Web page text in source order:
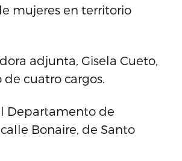
mujeres en territorio
adjunta, Gisela Cueto,
cuatro cargos.
Departamento de
Bonaire, de Santo